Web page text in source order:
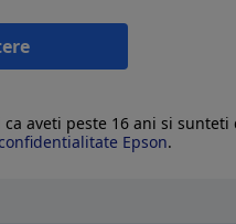
aveti peste 16 ani si sunteti
Epson.